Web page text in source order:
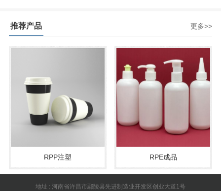
推荐产品 更多>>
RPP注塑 RPE成品
地址 : 河南省许昌市鄢陵县先进制造业开发区创业大道1号